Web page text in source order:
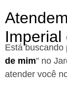
Imperial
Está buscando
de mim” no
atender você